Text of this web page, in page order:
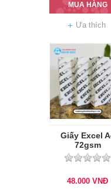
MUA HÀNG
Ưa thích
Giấy Excel
72gsm
48.000 VNĐ